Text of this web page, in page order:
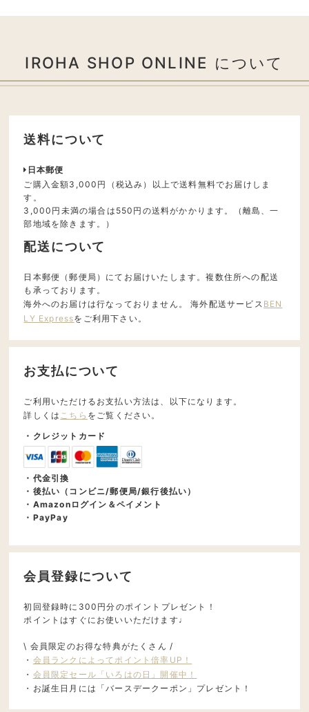
IROHA SHOP ONLINE について
送料について
日本郵便
ご購入金額3,000円（税込み）以上で送料無料でお届けしま
す。
3,000円未満の場合は550円の送料がかかります。（離島、一
部地域を除きます。）
配送について
日本郵便（郵便局）にてお届けいたします。複数住所への配送
も承っております。
海外へのお届けは行なっておりません。 海外配送サービス BEN
LY Expressをご利用下さい。
お支払について
ご利用いただけるお支払い方法は、以下になります。
詳しくは こちら をご覧ください。
・クレジットカード
・代金引換
・後払い（コンビニ/郵便局/銀行後払い）
・Amazonログイン＆ペイメント
・PayPay
会員登録について
初回登録時に300円分のポイントプレゼント！
ポイントはすぐにお使いいただけます♩
\ 会員限定のお得な特典がたくさん /
・ 会員ランクによってポイント倍率UP！
・ 会員限定セール「いろはの日」開催中！
・お誕生日月には「バースデークーポン」プレゼント！